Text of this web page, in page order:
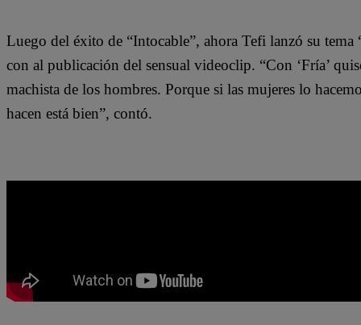
Luego del éxito de “Intocable”, ahora Tefi lanzó su
con al publicación del sensual videoclip. “Con ‘Fría’
machista de los hombres. Porque si las mujeres lo
hacen está bien”, contó.